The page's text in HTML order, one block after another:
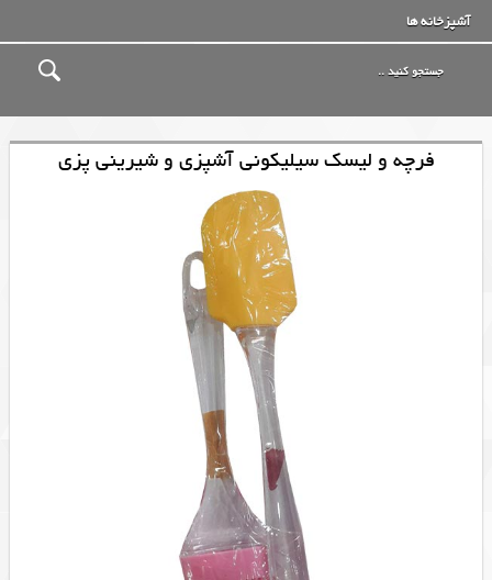
آشپزخانه ها
فرچه و لیسک سیلیکونی آشپزی و شیرینی پزی